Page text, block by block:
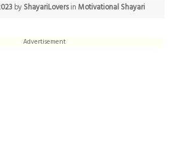
by ShayariLoversinMotivational Shayari
Advertisement